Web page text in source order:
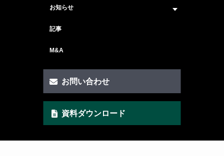
サービス紹介 トップ
セキュリティ顧問サービス
脆弱性診断サービス
AI Securityサービス
お知らせ
ニュース トップ
記事
M&A
お問い合わせ
資料ダウンロード